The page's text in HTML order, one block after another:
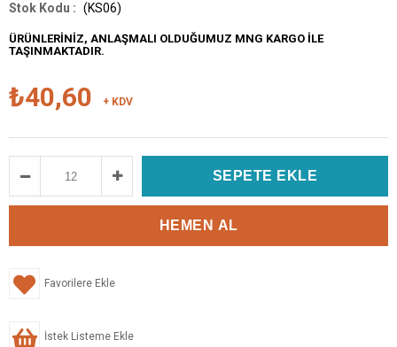
(KS06)
ÜRÜNLERİNİZ, ANLAŞMALI OLDUĞUMUZ MNG KARGO İLE
TAŞINMAKTADIR.
₺40,60 + KDV
Favorilere Ekle
İstek Listeme Ekle